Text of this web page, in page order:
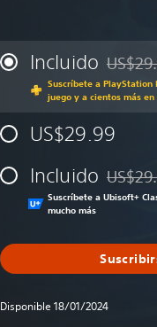
Incluido
Suscríbete a PlayStation
juego y a cientos más
US$29.99
Incluido
Suscríbete a Ubisoft+
mucho más
Disponible 18/01/2024